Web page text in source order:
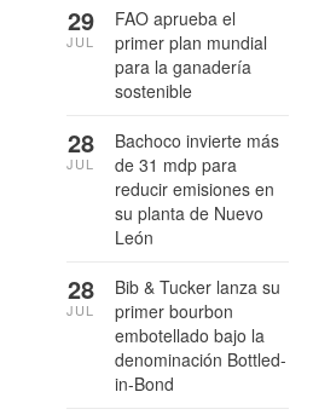
FAO aprueba el
primer plan mundial
para la ganadería
sostenible
29
JUL
Bachoco invierte más
de 31 mdp para
reducir emisiones en
su planta de Nuevo
León
28
JUL
Bib & Tucker lanza su
primer bourbon
embotellado bajo la
denominación Bottled-
in-Bond
28
JUL